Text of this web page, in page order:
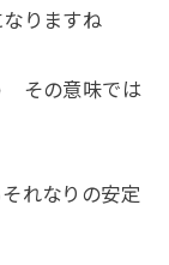
りますね
その意味では
れなりの安定